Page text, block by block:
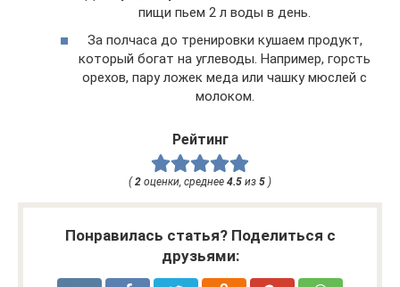
пищи пьем 2 л воды в день.
За полчаса до тренировки кушаем продукт,
который богат на углеводы. Например, горсть
орехов, пару ложек меда или чашку мюслей с
молоком.
Рейтинг
( 2 оценки, среднее 4.5 из 5 )
Понравилась статья? Поделиться с
друзьями: